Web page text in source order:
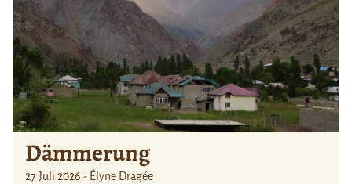
Dämmerung
27 Juli 2026 - Élyne Dragée